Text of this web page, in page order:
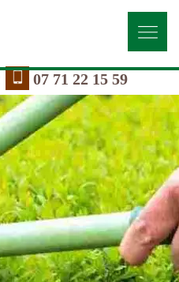
07 71 22 15 59